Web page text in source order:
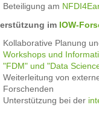
Beteiligung am
im IOW-
Kollaborative Planung
Workshops und
"FDM" und "Data
Weiterleitung von
Forschenden
Unterstützung bei der